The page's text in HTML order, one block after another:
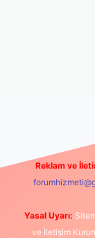
Reklam ve
Yasal Uyarı:
ve İletişim